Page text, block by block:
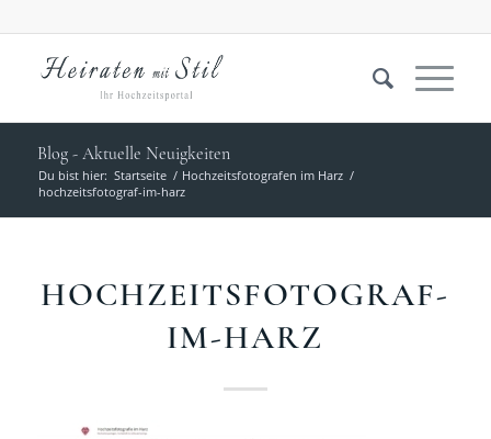
Blog - Aktuelle Neuigkeiten
Du bist hier: Startseite / Hochzeitsfotografen im Harz /
hochzeitsfotograf-im-harz
HOCHZEITSFOTOGRAF-
IM-HARZ